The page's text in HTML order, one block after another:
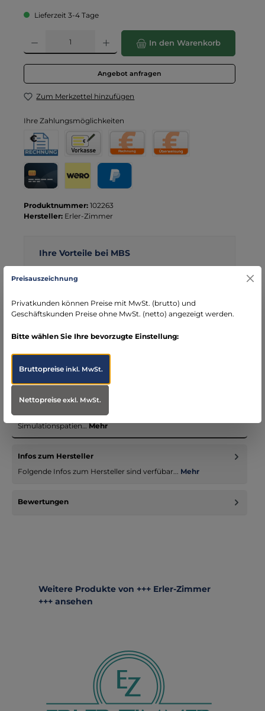
Lieferzeit 3-4 Tage
Produkt Anzahl: Gib den gewünschten Wert ein oder benutze die
In den Warenkorb
Angebot anfragen
Zum Merkzettel hinzufügen
Ihre Zahlungsmöglichkeiten
Rechnung
Rechnung für Behörden
Vorkasse
Produktnummer: 102263
Hersteller: Erler-Zimmer
Ihre Vorteile bei MBS
DE)
seit über 15 Jahren kompetenter Partner im
Bereich Notfallmedizin
Diese Moulage zeigt Rissverletzungen. Mit Schlauch für
Blutungsfunktion. Die Moulage haftet selbständig an
Simulationspatien…Mehr
Infos zum Hersteller
Folgende Infos zum Hersteller sind verfübar... Mehr
Bewertungen
Produktgalerie überspringen
Weitere Produkte von +++ Erler-Zimmer
+++ ansehen
Preisauszeichnung
Privatkunden können Preise mit MwSt. (brutto) und
Geschäftskunden Preise ohne MwSt. (netto) angezeigt werden.
Bitte wählen Sie Ihre bevorzugte Einstellung:
Bruttopreiseinkl. MwSt.
Nettopreiseexkl. MwSt.